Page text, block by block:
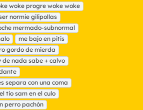
woke progre woke woke
normie gilipollas
mermado-subnormal
me bajo en pitis
gordo de mierda
nada sabe + calvo
separa con una coma
tio sam en el culo
perro pachón